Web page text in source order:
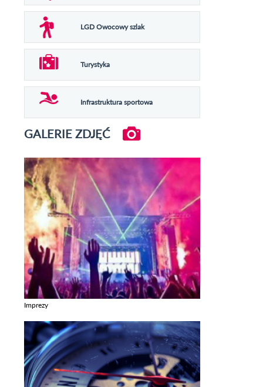
LGD Owocowy szlak
Turystyka
Infrastruktura sportowa
GALERIE ZDJĘĆ
Imprezy